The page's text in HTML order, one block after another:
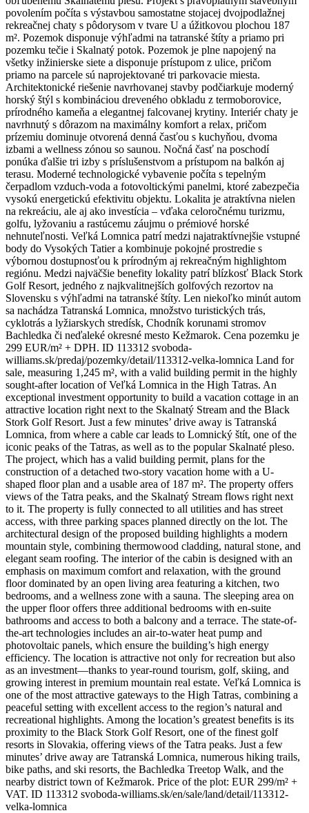
povolením počíta s výstavbou samostatne stojacej dvojpodlažnej
rekreačnej chaty s pôdorysom v tvare U a úžitkovou plochou 187
m². Pozemok disponuje výhľadmi na tatranské štíty a priamo pri
pozemku tečie i Skalnatý potok. Pozemok je plne napojený na
všetky inžinierske siete a disponuje prístupom z ulice, pričom
priamo na parcele sú naprojektované tri parkovacie miesta.
Architektonické riešenie navrhovanej stavby podčiarkuje moderný
horský štýl s kombináciou dreveného obkladu z termoborovice,
prírodného kameňa a elegantnej falcovanej krytiny. Interiér chaty je
navrhnutý s dôrazom na maximálny komfort a relax, pričom
prízemiu dominuje otvorená denná časťou s kuchyňou, dvoma
izbami a wellness zónou so saunou. Nočná časť na poschodí
ponúka ďalšie tri izby s príslušenstvom a prístupom na balkón aj
terasu. Moderné technologické vybavenie počíta s tepelným
čerpadlom vzduch-voda a fotovoltickými panelmi, ktoré zabezpečia
vysokú energetickú efektivitu objektu. Lokalita je atraktívna nielen
na rekreáciu, ale aj ako investícia – vďaka celoročnému turizmu,
golfu, lyžovaniu a rastúcemu záujmu o prémiové horské
nehnuteľnosti. Veľká Lomnica patrí medzi najatraktívnejšie vstupné
body do Vysokých Tatier a kombinuje pokojné prostredie s
výbornou dostupnosťou k prírodným aj rekreačným highlightom
regiónu. Medzi najväčšie benefity lokality patrí blízkosť Black Stork
Golf Resort, jedného z najkvalitnejších golfových rezortov na
Slovensku s výhľadmi na tatranské štíty. Len niekoľko minút autom
sa nachádza Tatranská Lomnica, množstvo turistických trás,
cyklotrás a lyžiarskych stredísk, Chodník korunami stromov
Bachledka či neďaleké okresné mesto Kežmarok. Cena pozemku je
299 EUR/m² + DPH. ID 113312 svoboda-
williams.sk/predaj/pozemky/detail/113312-velka-lomnica Land for
sale, measuring 1,245 m², with a valid building permit in the highly
sought-after location of Veľká Lomnica in the High Tatras. An
exceptional investment opportunity to build a vacation cottage in an
attractive location right next to the Skalnatý Stream and the Black
Stork Golf Resort. Just a few minutes’ drive away is Tatranská
Lomnica, from where a cable car leads to Lomnický štít, one of the
iconic peaks of the Tatras, as well as to the popular Skalnaté pleso.
The project, which has a valid building permit, plans for the
construction of a detached two-story vacation home with a U-
shaped floor plan and a usable area of 187 m². The property offers
views of the Tatra peaks, and the Skalnatý Stream flows right next
to it. The property is fully connected to all utilities and has street
access, with three parking spaces planned directly on the lot. The
architectural design of the proposed building highlights a modern
mountain style, combining thermowood cladding, natural stone, and
elegant seam roofing. The interior of the cabin is designed with an
emphasis on maximum comfort and relaxation, with the ground
floor dominated by an open living area featuring a kitchen, two
bedrooms, and a wellness zone with a sauna. The sleeping area on
the upper floor offers three additional bedrooms with en-suite
bathrooms and access to both a balcony and a terrace. The state-of-
the-art technologies includes an air-to-water heat pump and
photovoltaic panels, which ensure the building’s high energy
efficiency. The location is attractive not only for recreation but also
as an investment—thanks to year-round tourism, golf, skiing, and
growing interest in premium mountain real estate. Veľká Lomnica is
one of the most attractive gateways to the High Tatras, combining a
peaceful setting with excellent access to the region’s natural and
recreational highlights. Among the location’s greatest benefits is its
proximity to the Black Stork Golf Resort, one of the finest golf
resorts in Slovakia, offering views of the Tatra peaks. Just a few
minutes’ drive away are Tatranská Lomnica, numerous hiking trails,
bike paths, and ski resorts, the Bachledka Treetop Walk, and the
nearby district town of Kežmarok. Price of the plot: EUR 299/m² +
VAT. ID 113312 svoboda-williams.sk/en/sale/land/detail/113312-
velka-lomnica